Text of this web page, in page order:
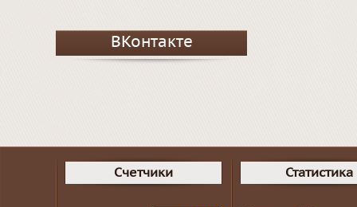
ВКонтакте
Счетчики Статистика